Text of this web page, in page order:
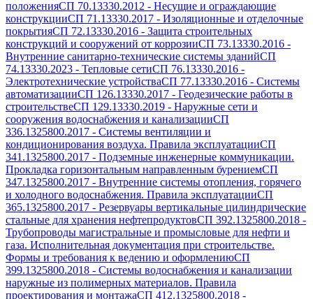
положенияСП 70.13330.2012 - Несущие и ограждающие
конструкцииСП 71.13330.2017 - Изоляционные и отделочные
покрытияСП 72.13330.2016 - Защита строительных
конструкций и сооружений от коррозииСП 73.13330.2016 -
Внутренние санитарно-технические системы зданийСП
74.13330.2023 - Тепловые сетиСП 76.13330.2016 -
Электротехнические устройстваСП 77.13330.2016 - Системы
автоматизацииСП 126.13330.2017 - Геодезические работы в
строительствеСП 129.13330.2019 - Наружные сети и
сооружения водоснабжения и канализацииСП
336.1325800.2017 - Системы вентиляции и
кондиционирования воздуха. Правила эксплуатацииСП
341.1325800.2017 - Подземные инженерные коммуникации.
Прокладка горизонтальным направленным бурениемСП
347.1325800.2017 - Внутренние системы отопления, горячего
и холодного водоснабжения. Правила эксплуатацииСП
365.1325800.2017 - Резервуары вертикальные цилиндрические
стальные для хранения нефтепродуктовСП 392.1325800.2018 -
Трубопроводы магистральные и промысловые для нефти и
газа. Исполнительная документация при строительстве.
Формы и требования к ведению и оформлениюСП
399.1325800.2018 - Системы водоснабжения и канализации
наружные из полимерных материалов. Правила
проектирования и монтажаСП 412.1325800.2018 -